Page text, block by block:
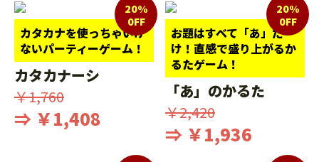
カタカナを使っちゃいけ
ないパーティーゲーム！
20%
0FF
カタカナーシ
￥1,760
⇒ ￥1,408
お題はすべて「あ」だ
け！直感で盛り上がるか
るたゲーム！
20%
0FF
「あ」のかるた
￥2,420
⇒ ￥1,936